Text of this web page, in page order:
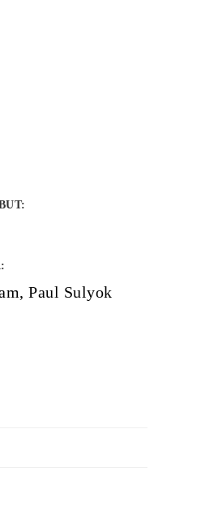
:
:
Paul Sulyok